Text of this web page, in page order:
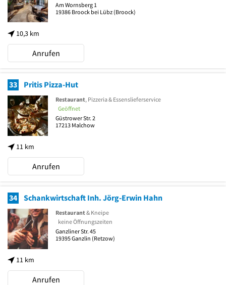
10,3 km
Am Wornsberg 1
19386 Broock bei Lübz (Broock)
Anrufen
33 Pritis Pizza-Hut
11 km
Restaurant, Pizzeria & Essenslieferservice
Geöffnet
Güstrower Str. 2
17213 Malchow
Anrufen
34 Schankwirtschaft Inh. Jörg-Erwin Hahn
11 km
Restaurant& Kneipe
keine Öffnungszeiten
Ganzliner Str. 45
19395Ganzlin (Retzow)
Anrufen